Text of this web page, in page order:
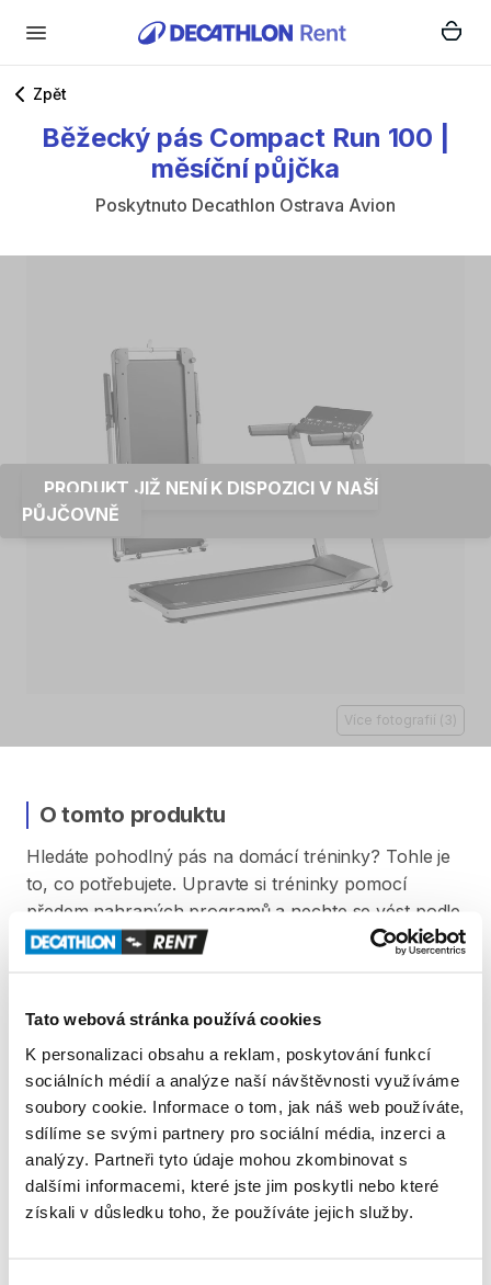
Tato webová stránka používá cookies
K personalizaci obsahu a reklam, poskytování funkcí
sociálních médií a analýze naší návštěvnosti využíváme
soubory cookie. Informace o tom, jak náš web používáte,
sdílíme se svými partnery pro sociální média, inzerci a
analýzy. Partneři tyto údaje mohou zkombinovat s
dalšími informacemi, které jste jim poskytli nebo které
získali v důsledku toho, že používáte jejich služby.
Zpět
Běžecký pás Compact Run 100
měsíční půjčka
Poskytnuto Decathlon Ostrava Avion
PRODUKT JIŽ NENÍ K DISPOZICI V NAŠÍ
PŮJČOVNĚ
Více fotografií ( 3 )
O tomto produktu
Hledáte pohodlný pás na domácí tréninky? Tohle je
to​​​,​ co potřebujete. Upravte si tréninky pomocí
předem nahraných programů a nechte se vést podle
toho​​​,​ jak se zlepšujete. úložný​​​,​ po
Minimální doba půjčky je 30 dní. Stroj zapůjčujeme
nesložený v původním balení.
Produkt v obchodě
Pravidla Decathlon Rent